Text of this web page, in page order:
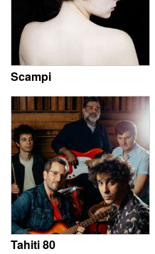
Scampi
Tahiti 80